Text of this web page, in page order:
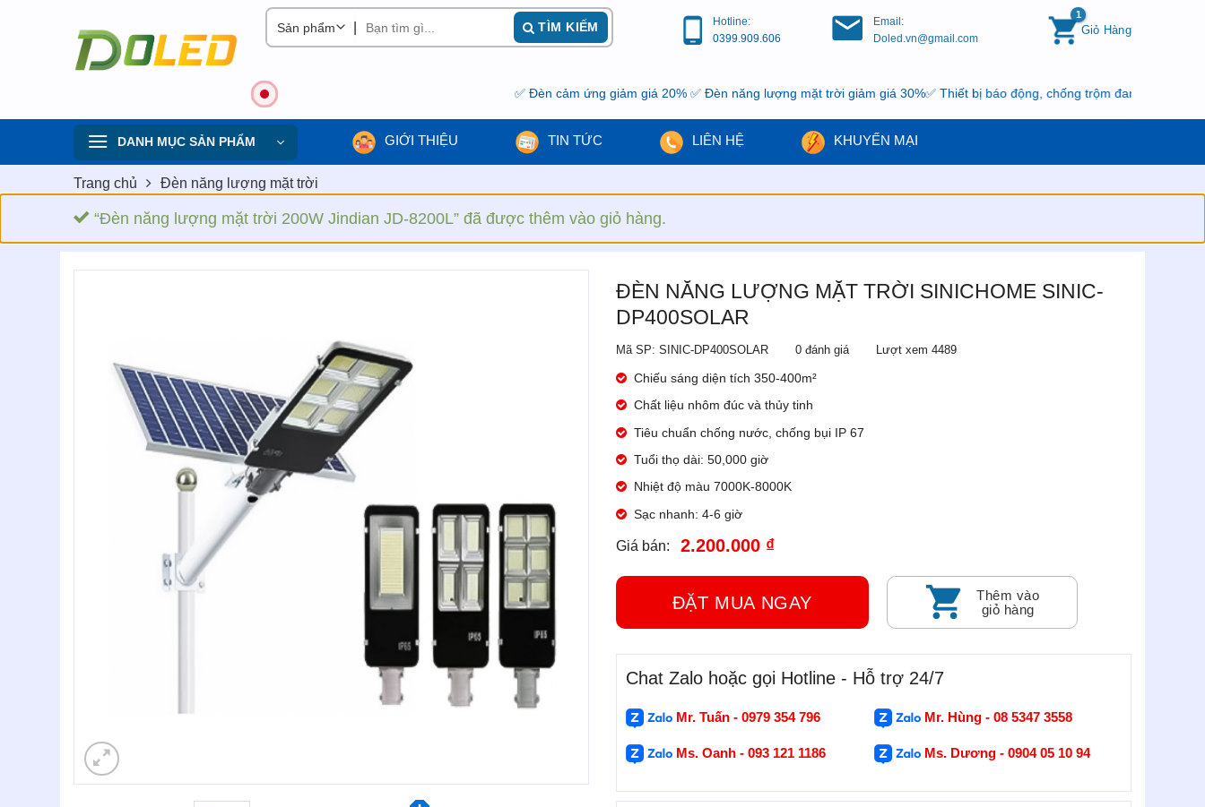
TÌM KIẾM
Hotline:
0399.909.606
Email:
Doled.vn@gmail.com
Giỏ Hàng
✅ Đèn cảm ứng giảm giá 20% ✅ Đèn năng lượng mặt trời giảm giá 30%✅ Thiết bị báo động, chống trộm đang có khuyến mại,
DANH MỤC SẢN PHẨM GIỚI THIỆU TIN TỨC LIÊN HỆ KHUYẾN MẠI
Trang chủ Đèn năng lượng mặt trời
“Đèn năng lượng mặt trời 200W Jindian JD-8200L” đã được thêm vào giỏ hàng.
ĐÈN NĂNG LƯỢNG MẶT TRỜI SINICHOME SINIC-
DP400SOLAR
Mã SP: SINIC-DP400SOLAR 0 đánh giá Lượt xem 4489
Chiếu sáng diện tích 350-400m²
Chất liệu nhôm đúc và thủy tinh
Tiêu chuẩn chống nước, chống bụi IP 67
Tuổi thọ dài: 50,000 giờ
Nhiệt độ màu 7000K-8000K
Sạc nhanh: 4-6 giờ
Giá bán: 2.200.000 ₫
ĐẶT MUA NGAY
Thêm vào
giỏ hàng
Chat Zalo hoặc gọi Hotline - Hỗ trợ 24/7
Mr. Tuấn - 0979 354 796 Mr. Hùng - 08 5347 3558
Ms. Oanh - 093 121 1186 Ms. Dương - 0904 05 10 94